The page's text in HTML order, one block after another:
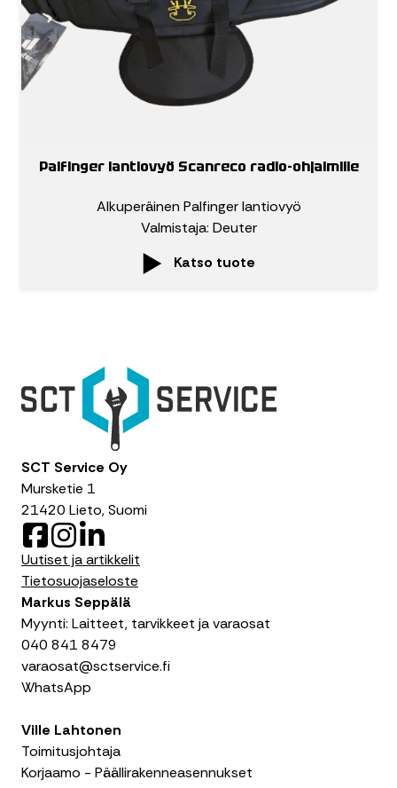
Palfinger lantiovyö Scanreco radio-ohjaimille
Alkuperäinen Palfinger lantiovyö
Valmistaja: Deuter
Katso tuote
SCT Service Oy
Mursketie 1
21420 Lieto, Suomi
F
a
e
o
k
n
s
t
g
a
m
i
n
k
d
Uutiset ja artikkelit
Tietosuojaseloste
Markus Seppälä
Myynti: Laitteet, tarvikkeet ja varaosat
040 841 8479
varaosat@sctservice.fi
WhatsApp
Ville Lahtonen
Toimitusjohtaja
Korjaamo - Päällirakenneasennukset